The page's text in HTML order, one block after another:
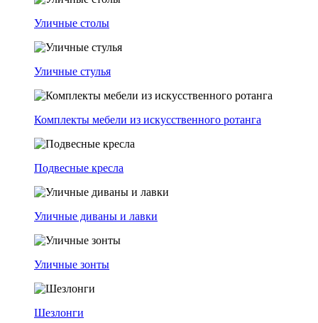
Уличные столы
Уличные стулья
Комплекты мебели из искусственного ротанга
Подвесные кресла
Уличные диваны и лавки
Уличные зонты
Шезлонги